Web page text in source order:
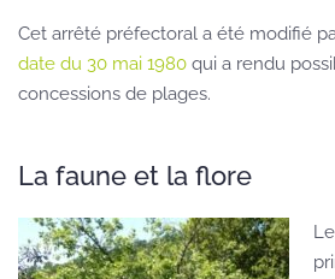
Cet arrêté préfectoral a été modifié
date du 30 mai 1980 qui a rendu
concessions de plages.
La faune et la flore